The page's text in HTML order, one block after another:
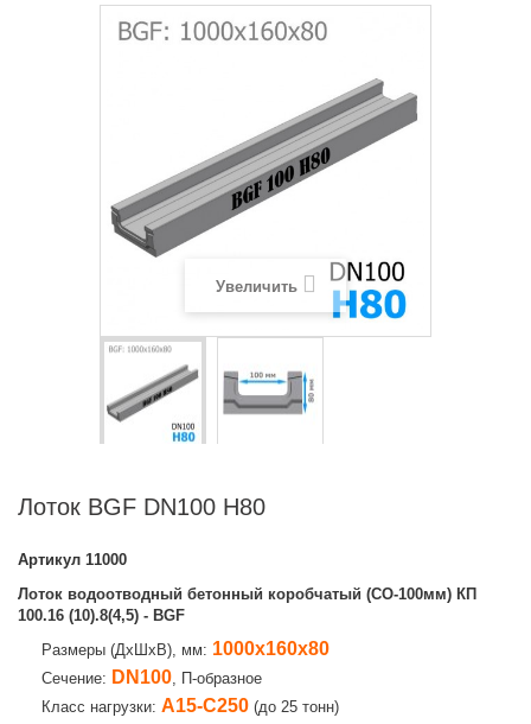
Увеличить
Лоток BGF DN100 H80
Артикул 11000
Лоток водоотводный бетонный коробчатый (СО-100мм) КП
100.16 (10).8(4,5) - BGF
Размеры (ДхШхВ), мм: 1000х160х80
Сечение: DN100, П-образное
Класс нагрузки: А15-С250 (до 25 тонн)